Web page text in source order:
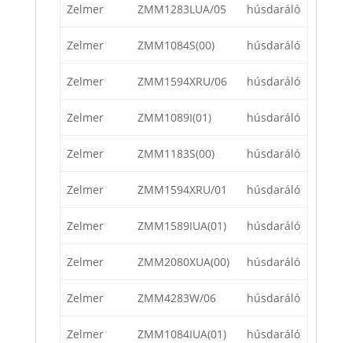
Zelmer ZMM1283LUA/05 húsdaráló
Zelmer ZMM1084S(00) húsdaráló
Zelmer ZMM1594XRU/06 húsdaráló
Zelmer ZMM1089I(01) húsdaráló
Zelmer ZMM1183S(00) húsdaráló
Zelmer ZMM1594XRU/01 húsdaráló
Zelmer ZMM1589IUA(01) húsdaráló
Zelmer ZMM2080XUA(00) húsdaráló
Zelmer ZMM4283W/06 húsdaráló
Zelmer ZMM1084IUA(01) húsdaráló